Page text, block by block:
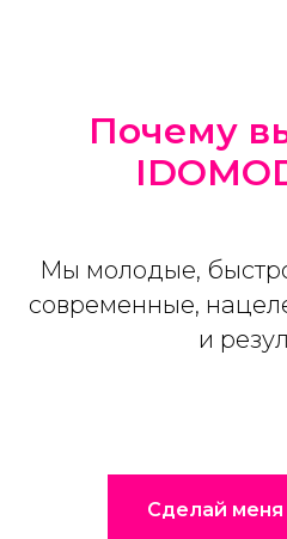
Почему
Мы молодые,
современные,
и
Сделай